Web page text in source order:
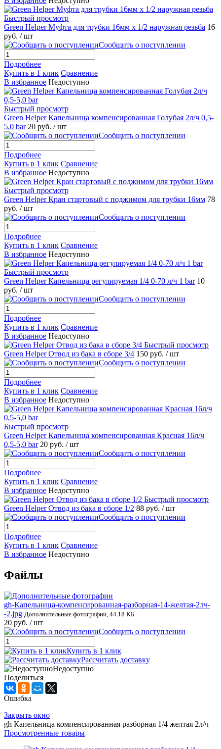
Быстрый просмотр
Green Helper Муфта для трубки 16мм х 1/2 наружная резьба 16
руб. / шт
Сообщить о поступлении
Подробнее
Купить в 1 клик Сравнение
В избранное Недоступно
Быстрый просмотр
Green Helper Капельница компенсированная Голубая 2л/ч 0,5-
5,0 bar 20 руб. / шт
Сообщить о поступлении
Подробнее
Купить в 1 клик Сравнение
В избранное Недоступно
Быстрый просмотр
Green Helper Кран стартовый с поджимом для трубки 16мм 78
руб. / шт
Сообщить о поступлении
Подробнее
Купить в 1 клик Сравнение
В избранное Недоступно
Быстрый просмотр
Green Helper Капельница регулируемая 1/4 0-70 л/ч 1 bar 10
руб. / шт
Сообщить о поступлении
Подробнее
Купить в 1 клик Сравнение
В избранное Недоступно
Быстрый просмотр
Green Helper Отвод из бака в сборе 3/4 150 руб. / шт
Сообщить о поступлении
Подробнее
Купить в 1 клик Сравнение
В избранное Недоступно
Быстрый просмотр
Green Helper Капельница компенсированная Красная 16л/ч
0,5-5,0 bar 20 руб. / шт
Сообщить о поступлении
Подробнее
Купить в 1 клик Сравнение
В избранное Недоступно
Быстрый просмотр
Green Helper Отвод из бака в сборе 1/2 88 руб. / шт
Сообщить о поступлении
Подробнее
Купить в 1 клик Сравнение
В избранное Недоступно
Файлы
gh-Капельница-компенсированная-разборная-14-желтая-2лч-
-2.jpg Дополнительные фотографии, 44.18 КБ
20 руб. / шт
Сообщить о поступлении
Купить в 1 клик
Рассчитать доставку
Недоступно
Поделиться
Ошибка
Закрыть окно
gh Капельница компенсированная разборная 1/4 желтая 2л/ч
Просмотренные товары